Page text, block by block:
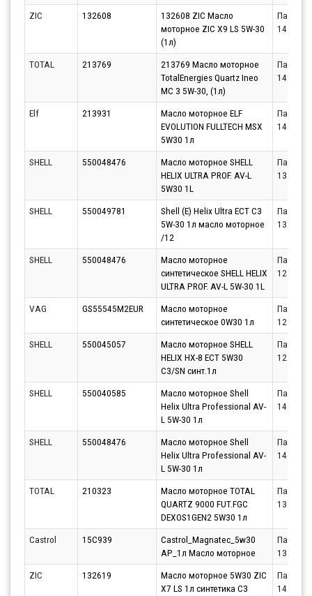
ZIC 132608
132608 ZIC Масло
моторное ZIC X9 LS 5W-30
(1л)
Партнёр
TOTAL 213769
213769 Масло моторное
TotalEnergies Quartz Ineo
MC 3 5W-30, (1л)
Партнёр
Elf 213931
Масло моторное ELF
EVOLUTION FULLTECH MSX
5W30 1л
Партнёр
SHELL 550048476
Масло моторное SHELL
HELIX ULTRA PROF. AV-L
5W30 1L
Партнёр
SHELL 550049781
Shell (E) Helix Ultra ECT C3
5W-30 1л масло моторное
/12
Партнёр
SHELL 550048476
Масло моторное
синтетическое SHELL HELIX
ULTRA PROF. AV-L 5W-30 1L
Партнёр
VAG GS55545M2EUR
Масло моторное
синтетическое 0W30 1л
Партнёр
SHELL
550045057
Масло моторное SHELL
HELIX HX-8 ECT 5W30
C3/SN синт.1л
Партнёр
SHELL 550040585
Масло моторное Shell
Helix Ultra Professional AV-
L 5W-30 1л
Партнёр
SHELL 550048476
Масло моторное Shell
Helix Ultra Professional AV-
L 5W-30 1л
Партнёр
TOTAL 210323
Масло моторное TOTAL
QUARTZ 9000 FUT.FGC
DEXOS1GEN2 5W30 1л
Партнёр
Castrol 15C939
Castrol_Magnatec_5w30
AP_1л Масло моторное
Партнёр
ZIC
132619
Масло моторное 5W30 ZIC
X7 LS 1л синтетика С3
Партнёр